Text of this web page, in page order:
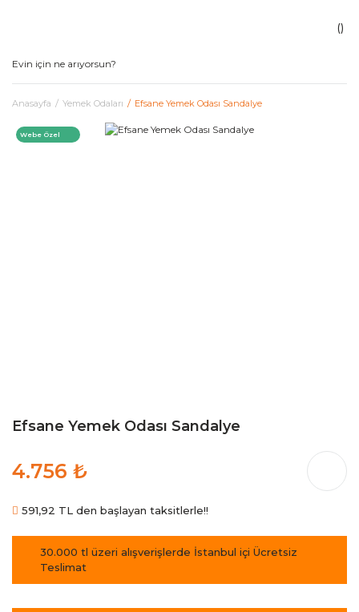
Anasayfa Yemek Odaları Efsane Yemek Odası Sandalye
Webe Özel
Efsane Yemek Odası Sandalye
4.756 ₺
591,92 TL den başlayan taksitlerle!!
30.000 tl üzeri alışverişlerde İstanbul içi Ücretsiz
Teslimat